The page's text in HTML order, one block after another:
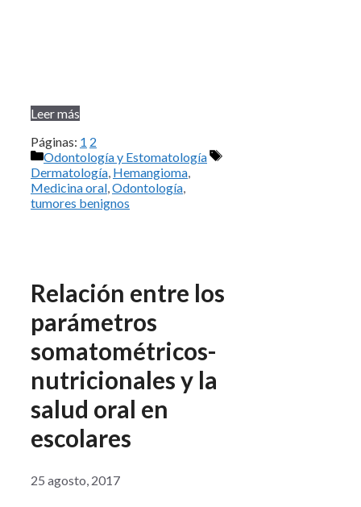
Leer más
Páginas: 1 2
Categorías
Odontología y Estomatología
Etiquetas
Dermatología Hemangioma
Medicina oral Odontología
tumores benignos
Relación entre los
parámetros
somatométricos-
nutricionales y la
salud oral en
escolares
25 agosto, 2017